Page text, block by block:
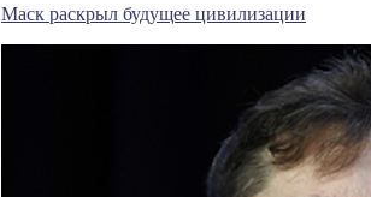
Маск раскрыл будущее цивилизации